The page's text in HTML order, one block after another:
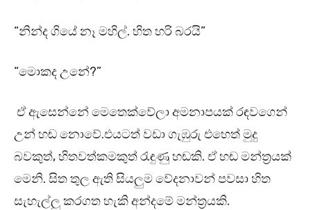
“නින්ද ගියේ නෑ මහිල්. හිත හරි බරයි”
“මොකද උනේ?”
ඒ ඇසෙන්නේ මෙතෙක්වේලා අමනාපයක් රඳවගෙන්
උන් හඬ නොවේ.එයටත් වඩා ගැඹුරු එහෙත් මුදු
බවකුත්, හිතවත්කමකුත් රැඳුණු හඬකි. ඒ හඬ මන්ත්‍රයක්
මෙනි. සිත තුල ඇති සියලුම වේදනාවන් පවසා හිත
සැහැල්ලු කරගත හැකි අන්දමේ මන්ත්‍රයකි.